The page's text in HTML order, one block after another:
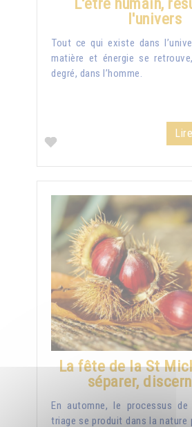
L'être humain,
l'univers
Tout ce qui existe dans
matière et énergie se
degré, dans l’homme.
La fête de la St
séparer,
En automne, le processus de
triage se produit dans la nature